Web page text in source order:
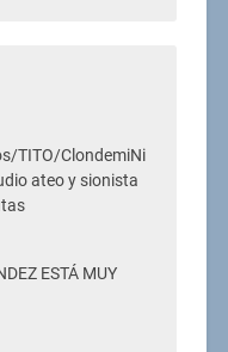
TITO/ClondemiNi
ateo y sionista
ESTÁ MUY